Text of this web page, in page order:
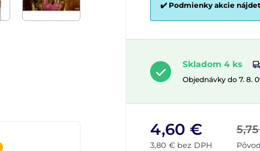
✔️ Podmienky akcie
Skladom 4 ks
Objednávky do 7. 8.
4,60 €
3,80 € bez DPH